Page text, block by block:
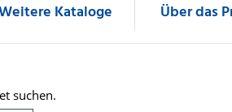
Kataloge Über das
suchen.